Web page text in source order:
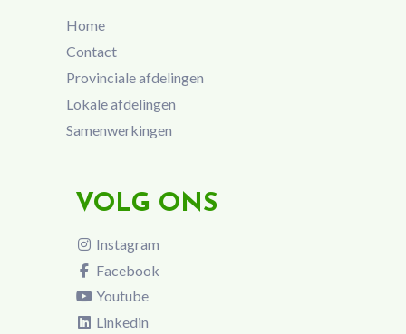
Home
Contact
Provinciale afdelingen
Lokale afdelingen
Samenwerkingen
VOLG ONS
Instagram
Facebook
Youtube
Linkedin